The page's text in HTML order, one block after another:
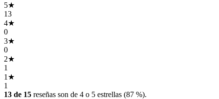
5★
13
4★
0
3★
0
2★
1
1 ★
1
13 de 15 reseñas son de 4 o 5 estrellas (87 %).